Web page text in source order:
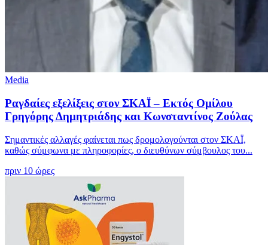
Media
Ραγδαίες εξελίξεις στον ΣΚΑΪ – Εκτός Ομίλου
Γρηγόρης Δημητριάδης και Κωνσταντίνος Ζούλας
Σημαντικές αλλαγές φαίνεται πως δρομολογούνται στον ΣΚΑΪ,
καθώς σύμφωνα με πληροφορίες, ο διευθύνων σύμβουλος του...
πριν 10 ώρες